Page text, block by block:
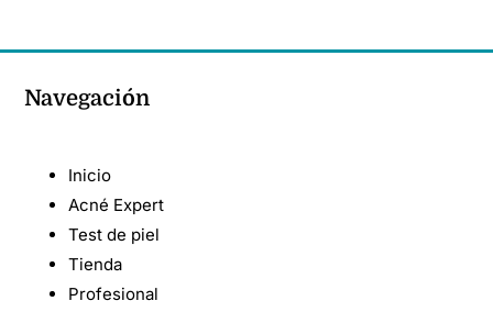
Navegación
Inicio
Acné Expert
Test de piel
Tienda
Profesional